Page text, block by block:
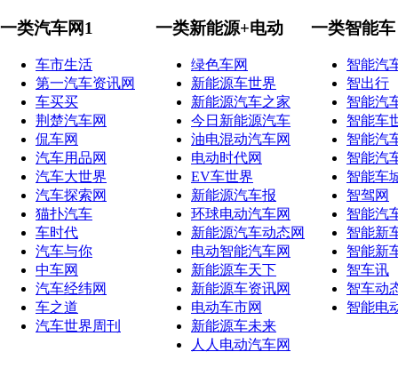
一类汽车网1
车市生活
第一汽车资讯网
车买买
荆楚汽车网
侃车网
汽车用品网
汽车大世界
汽车探索网
猫扑汽车
车时代
汽车与你
中车网
汽车经纬网
车之道
汽车世界周刊
一类新能源+电动
绿色车网
新能源车世界
新能源汽车之家
今日新能源汽车
油电混动汽车网
电动时代网
EV车世界
新能源汽车报
环球电动汽车网
新能源汽车动态网
电动智能汽车网
新能源车天下
新能源车资讯网
电动车市网
新能源车未来
人人电动汽车网
一类智能车
智能汽
智出行
智能汽
智能车
智能汽
智能汽
智能车
智驾网
智能汽
智能新
智能新
智车讯
智车动
智能电